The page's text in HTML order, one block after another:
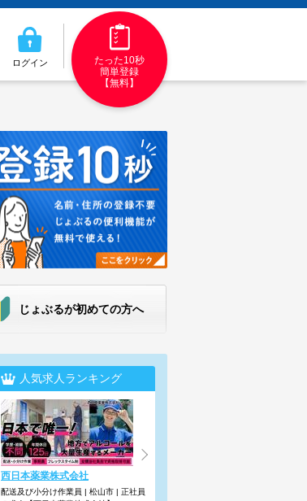
ログイン
たった10秒
簡単登録
【無料】
じょぶるが初めての方へ
人気求人ランキング
西日本薬業株式会社
配送及び小分け作業員 | 松山市 | 正社員